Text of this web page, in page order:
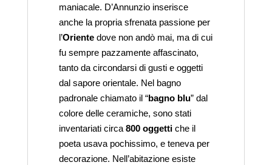
maniacale. D’Annunzio inserisce
anche la propria sfrenata passione per
l’Orientedove non andò mai, ma di cui
fu sempre pazzamente affascinato,
tanto da circondarsi di gusti e oggetti
dal sapore orientale. Nel bagno
padronale chiamato il “bagno blu” dal
colore delle ceramiche, sono stati
inventariati circa800 oggettiche il
poeta usava pochissimo, e teneva per
decorazione. Nell’abitazione esiste